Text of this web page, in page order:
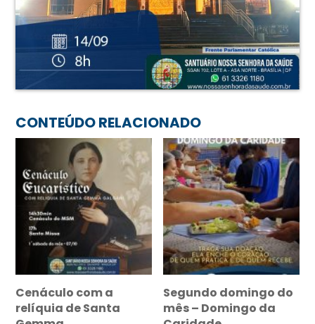
CONTEÚDO RELACIONADO
Cenáculo com a
relíquia de Santa
Segundo domingo do
mês – Domingo da